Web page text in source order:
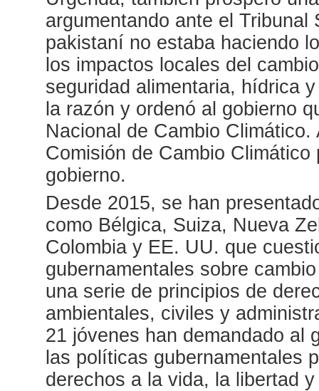
argumentando ante el
pakistaní no estaba haciendo
los impactos locales del
seguridad alimentaria, hídrica
la razón y ordenó al gobierno
Nacional de Cambio
Comisión de Cambio
gobierno.
Desde 2015, se han
como Bélgica, Suiza, Nueva
Colombia y EE. UU. que
gubernamentales sobre
una serie de principios de
ambientales, civiles y
21 jóvenes han demandado al
las políticas gubernamentales
derechos a la vida, la libertad